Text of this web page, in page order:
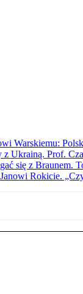
Warskiemu:
z Ukrainą. Prof.
się z Braunem.
Rokicie.